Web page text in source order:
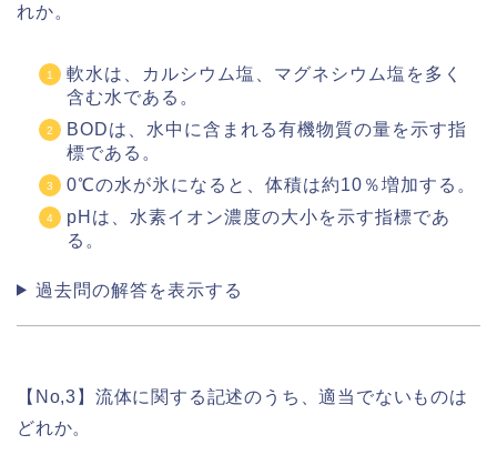
れか。
軟水は、カルシウム塩、マグネシウム塩を多く
含む水である。
BODは、水中に含まれる有機物質の量を示す指
標である。
0℃の水が氷になると、体積は約10％増加する。
pHは、水素イオン濃度の大小を示す指標であ
る。
過去問の解答を表示する
【No,3】流体に関する記述のうち、適当でないものは
どれか。